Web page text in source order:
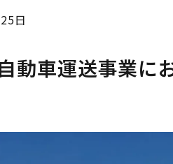
日
動車運送事業に